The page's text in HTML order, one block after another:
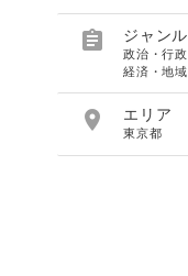
 ジャンル
政治・行政
経済・地
 エリア
東京都